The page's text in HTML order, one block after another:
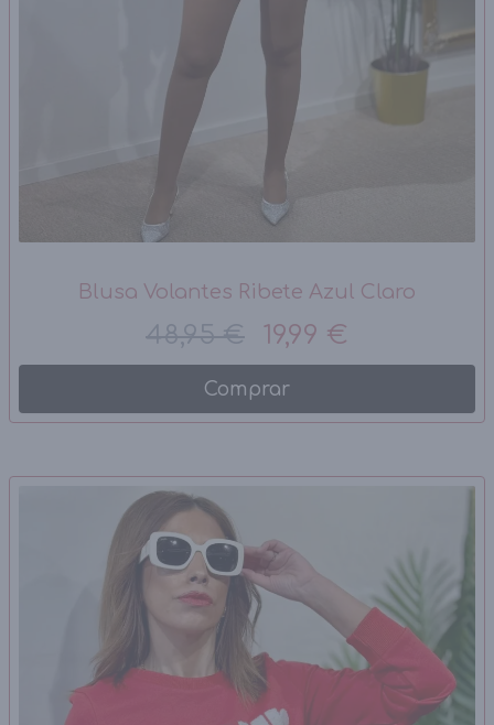
Blusa Volantes Ribete Azul Claro
48,95 € 19,99 €
Comprar